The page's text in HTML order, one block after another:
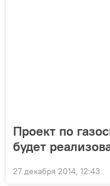
Проект по
будет
27 декабря 2014, 12:43